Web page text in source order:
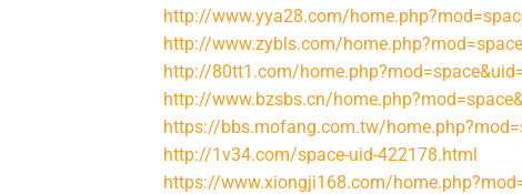
http://www.yya28.com/
http://www.zybls.com/
http://80tt1.com/
http://www.bzsbs.cn/
https://bbs.mofang.com.tw/
http://1v34.com/space-uid-422178.html
https://www.xiongji168.com/